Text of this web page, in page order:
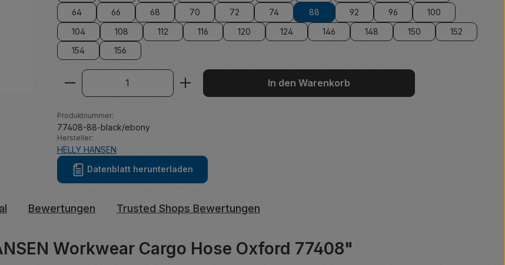
64
66 68 70 72 74 88 92 96
100
104
108 112 116 120 124 146 148 150
152
154
156
Produkt Anzahl: Gib den gewünschten Wert ein oder benutze
In den Warenkorb
Produktnummer:
77408-88-black/ebony
Hersteller:
HELLY HANSEN
Datenblatt herunterladen
Bewertungen Trusted Shops Bewertungen
Workwear Cargo Hose Oxford 77408"